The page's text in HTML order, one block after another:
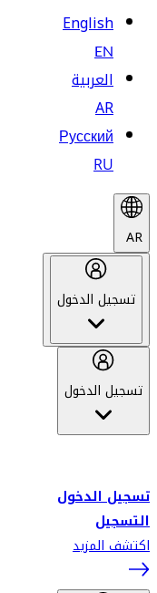
English
EN
العربية
AR
Русский
RU
AR
تسجيل الدخول
تسجيل الدخول
تسجيل الدخول
التسجيل
اكتشف المزيد